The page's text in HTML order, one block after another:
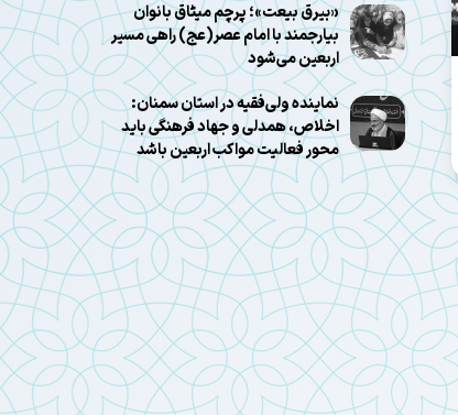
«بیرق بیعت»؛ پرچم میثاق بانوان
بیارجمند با امام عصر(عج) راهی مسیر
اربعین می‌شود
نماینده ولی‌فقیه در استان سمنان:
اخلاص، همدلی و جهاد فرهنگی باید
محور فعالیت مواکب اربعین باشد